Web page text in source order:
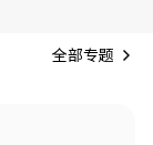
全部专题